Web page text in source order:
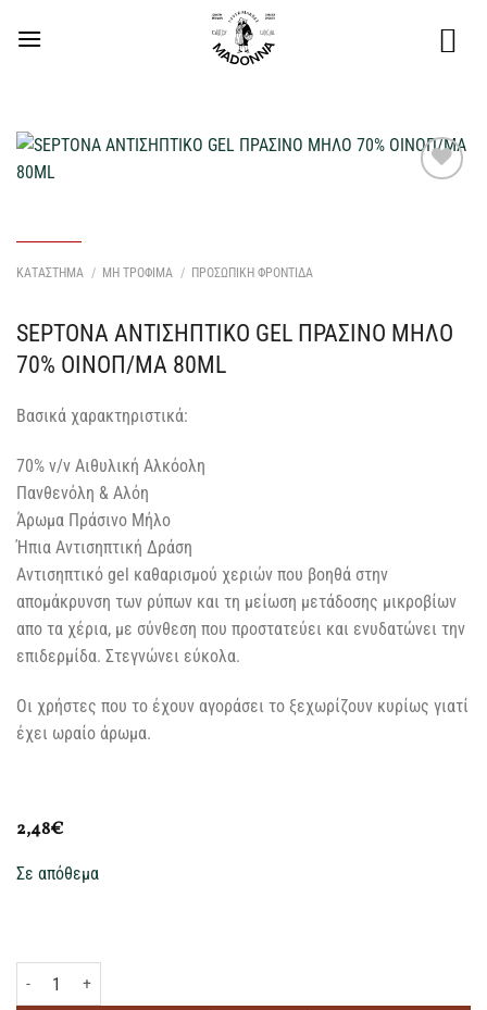
στο
ΚΑΤΑΣΤΗΜΑ / ΜΗ ΤΡΟΦΙΜΑ / ΠΡΟΣΩΠΙΚΗ ΦΡΟΝΤΙΔΑ
SEPTONA ΑΝΤΙΣΗΠΤΙΚΟ GEL ΠΡΑΣΙΝΟ ΜΗΛΟ
70% ΟΙΝΟΠ/ΜΑ 80ML
Βασικά χαρακτηριστικά:
70% v/v Αιθυλική Αλκόολη
Πανθενόλη & Αλόη
Άρωμα Πράσινο Μήλο
Ήπια Αντισηπτική Δράση
Αντισηπτικό gel καθαρισμού χεριών που βοηθά στην
απομάκρυνση των ρύπων και τη μείωση μετάδοσης μικροβίων
απο τα χέρια, με σύνθεση που προστατεύει και ενυδατώνει την
επιδερμίδα. Στεγνώνει εύκολα.
Οι χρήστες που το έχουν αγοράσει το ξεχωρίζουν κυρίως γιατί
έχει ωραίο άρωμα.
2,48€
Σε απόθεμα
SEPTONA ΑΝΤΙΣΗΠΤΙΚΟ GEL ΠΡΑΣΙΝΟ ΜΗΛΟ 70% ΟΙΝΟΠ/ΜΑ 80ML